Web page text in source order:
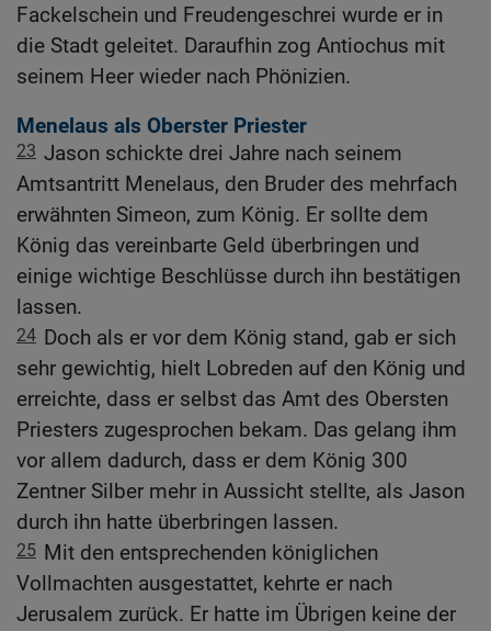
Fackelschein und Freudengeschrei wurde er in
die Stadt geleitet. Daraufhin zog Antiochus mit
seinem Heer wieder nach Phönizien.
Menelaus als Oberster Priester
23 Jason schickte drei Jahre nach seinem
Amtsantritt Menelaus, den Bruder des mehrfach
erwähnten Simeon, zum König. Er sollte dem
König das vereinbarte Geld überbringen und
einige wichtige Beschlüsse durch ihn bestätigen
lassen.
24 Doch als er vor dem König stand, gab er sich
sehr gewichtig, hielt Lobreden auf den König und
erreichte, dass er selbst das Amt des Obersten
Priesters zugesprochen bekam. Das gelang ihm
vor allem dadurch, dass er dem König 300
Zentner Silber mehr in Aussicht stellte, als Jason
durch ihn hatte überbringen lassen.
25 Mit den entsprechenden königlichen
Vollmachten ausgestattet, kehrte er nach
Jerusalem zurück. Er hatte im Übrigen keine der